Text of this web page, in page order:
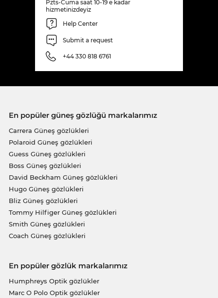
Pzts-Cuma saat 10-19 e kadar
hizmetinizdeyiz
Help Center
Submit a request
+44 330 818 6761
En popüler güneş gözlüğü markalarımız
Carrera Güneş gözlükleri
Polaroid Güneş gözlükleri
Guess Güneş gözlükleri
Boss Güneş gözlükleri
David Beckham Güneş gözlükleri
Hugo Güneş gözlükleri
Bliz Güneş gözlükleri
Tommy Hilfiger Güneş gözlükleri
Smith Güneş gözlükleri
Coach Güneş gözlükleri
En popüler gözlük markalarımız
Humphreys Optik gözlükler
Marc O Polo Optik gözlükler